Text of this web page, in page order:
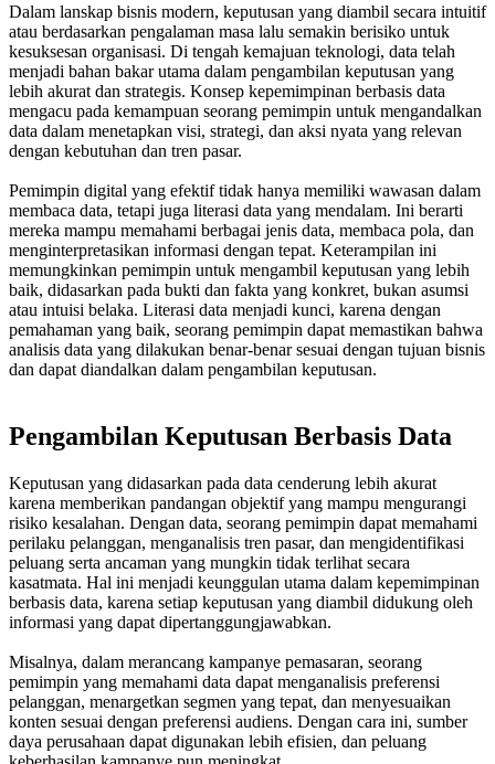
Dalam lanskap bisnis modern, keputusan yang diambil secara intuitif
atau berdasarkan pengalaman masa lalu semakin berisiko untuk
kesuksesan organisasi. Di tengah kemajuan teknologi, data telah
menjadi bahan bakar utama dalam pengambilan keputusan yang
lebih akurat dan strategis. Konsep kepemimpinan berbasis data
mengacu pada kemampuan seorang pemimpin untuk mengandalkan
data dalam menetapkan visi, strategi, dan aksi nyata yang relevan
dengan kebutuhan dan tren pasar.
Pemimpin digital yang efektif tidak hanya memiliki wawasan dalam
membaca data, tetapi juga literasi data yang mendalam. Ini berarti
mereka mampu memahami berbagai jenis data, membaca pola, dan
menginterpretasikan informasi dengan tepat. Keterampilan ini
memungkinkan pemimpin untuk mengambil keputusan yang lebih
baik, didasarkan pada bukti dan fakta yang konkret, bukan asumsi
atau intuisi belaka. Literasi data menjadi kunci, karena dengan
pemahaman yang baik, seorang pemimpin dapat memastikan bahwa
analisis data yang dilakukan benar-benar sesuai dengan tujuan bisnis
dan dapat diandalkan dalam pengambilan keputusan.
Pengambilan Keputusan Berbasis Data
Keputusan yang didasarkan pada data cenderung lebih akurat
karena memberikan pandangan objektif yang mampu mengurangi
risiko kesalahan. Dengan data, seorang pemimpin dapat memahami
perilaku pelanggan, menganalisis tren pasar, dan mengidentifikasi
peluang serta ancaman yang mungkin tidak terlihat secara
kasatmata. Hal ini menjadi keunggulan utama dalam kepemimpinan
berbasis data, karena setiap keputusan yang diambil didukung oleh
informasi yang dapat dipertanggungjawabkan.
Misalnya, dalam merancang kampanye pemasaran, seorang
pemimpin yang memahami data dapat menganalisis preferensi
pelanggan, menargetkan segmen yang tepat, dan menyesuaikan
konten sesuai dengan preferensi audiens. Dengan cara ini, sumber
daya perusahaan dapat digunakan lebih efisien, dan peluang